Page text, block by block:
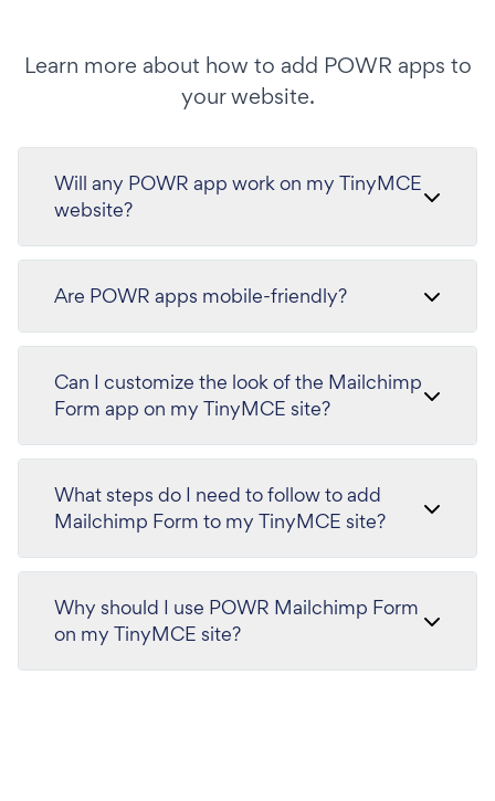
Learn more about how to add POWR apps to
your website.
Will any POWR app work on my TinyMCE
website?
Are POWR apps mobile-friendly?
Can I customize the look of the Mailchimp
Form app on my TinyMCE site?
What steps do I need to follow to add
Mailchimp Form to my TinyMCE site?
Why should I use POWR Mailchimp Form
on my TinyMCE site?